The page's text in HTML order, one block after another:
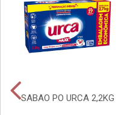
SABAO PO URCA 2,2KG